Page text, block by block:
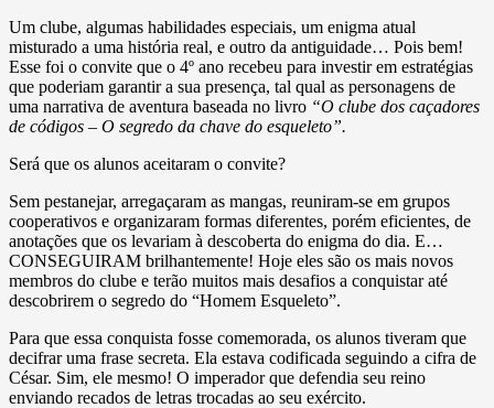
Um clube, algumas habilidades especiais, um enigma atual
misturado a uma história real, e outro da antiguidade… Pois bem!
Esse foi o convite que o 4º ano recebeu para investir em estratégias
que poderiam garantir a sua presença, tal qual as personagens de
uma narrativa de aventura baseada no livro “O clube dos caçadores
de códigos – O segredo da chave do esqueleto”.
Será que os alunos aceitaram o convite?
Sem pestanejar, arregaçaram as mangas, reuniram-se em grupos
cooperativos e organizaram formas diferentes, porém eficientes, de
anotações que os levariam à descoberta do enigma do dia. E…
CONSEGUIRAM brilhantemente! Hoje eles são os mais novos
membros do clube e terão muitos mais desafios a conquistar até
descobrirem o segredo do “Homem Esqueleto”.
Para que essa conquista fosse comemorada, os alunos tiveram que
decifrar uma frase secreta. Ela estava codificada seguindo a cifra de
César. Sim, ele mesmo! O imperador que defendia seu reino
enviando recados de letras trocadas ao seu exército.